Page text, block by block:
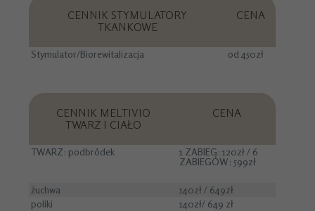
CENNIK STYMULATORY
TKANKOWE
CENA
Stymulator/Biorewitalizacja od 450zł
CENNIK MELTIVIO
TWARZ I CIAŁO
CENA
TWARZ: podbródek
1 ZABIEG: 120zł / 6
ZABIEGÓW: 599zł
żuchwa
140zł / 649zł
poliki
140zł/ 649 zł